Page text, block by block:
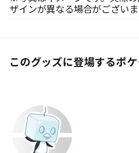
ザインが異なる場合がございま
このグッズに登場するポ